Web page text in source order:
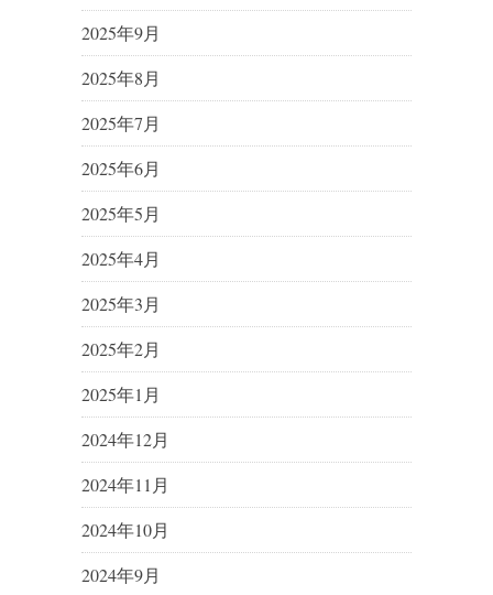
2025年9月
2025年8月
2025年7月
2025年6月
2025年5月
2025年4月
2025年3月
2025年2月
2025年1月
2024年12月
2024年11月
2024年10月
2024年9月